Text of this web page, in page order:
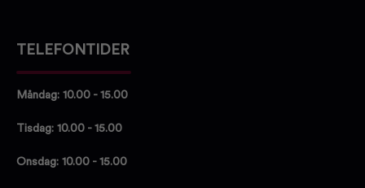
TELEFONTIDER
Måndag: 10.00 - 15.00
Tisdag: 10.00 - 15.00
Onsdag: 10.00 - 15.00